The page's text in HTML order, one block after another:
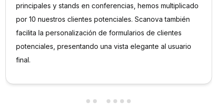
principales y stands en conferencias, hemos multiplicado
por 10 nuestros clientes potenciales. Scanova también
facilita la personalización de formularios de clientes
potenciales, presentando una vista elegante al usuario
final.